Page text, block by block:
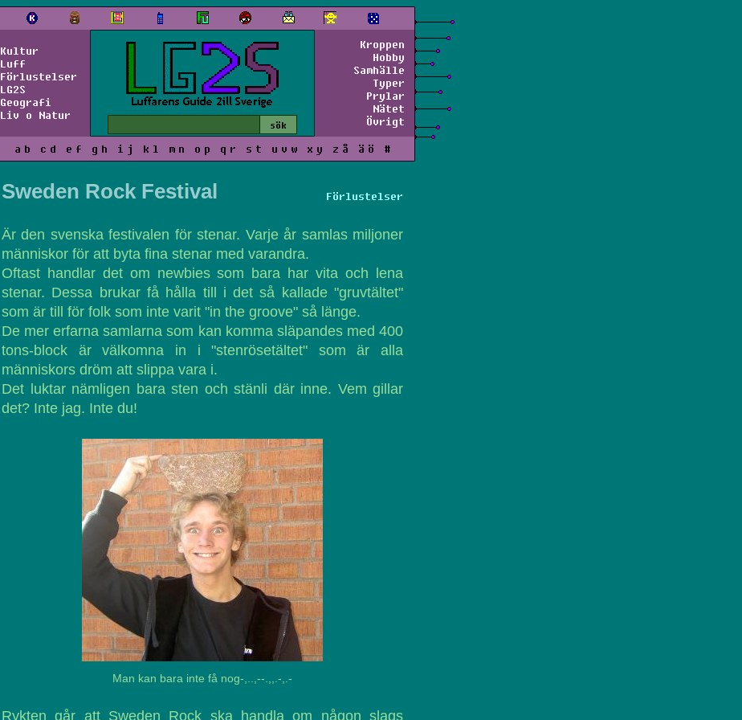
Kultur
Luff
Förlustelser
LG2S
Geografi
Liv o Natur
Kroppen
Hobby
Samhälle
Typer
Prylar
Nätet
Övrigt
a b c d e f g h i j k l m n o p q r s t u v w x y z å ä ö #
Förlustelser
Sweden Rock Festival
Är den svenska festivalen för stenar. Varje år samlas miljoner
människor för att byta fina stenar med varandra.
Oftast handlar det om newbies som bara har vita och lena
stenar. Dessa brukar få hålla till i det så kallade "gruvtältet"
som är till för folk som inte varit "in the groove" så länge.
De mer erfarna samlarna som kan komma släpandes med 400
tons-block är välkomna in i "stenrösetältet" som är alla
människors dröm att slippa vara i.
Det luktar nämligen bara sten och stänli där inne. Vem gillar
det? Inte jag. Inte du!
Man kan bara inte få nog-,..,--.,,.-,.-
Rykten går att Sweden Rock ska handla om någon slags